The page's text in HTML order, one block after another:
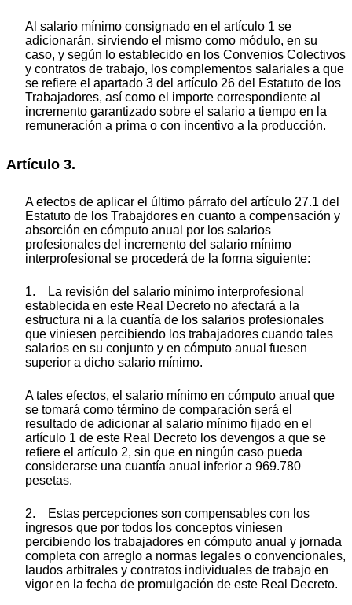
Al salario mínimo consignado en el artículo 1 se
adicionarán, sirviendo el mismo como módulo, en su
caso, y según lo establecido en los Convenios Colectivos
y contratos de trabajo, los complementos salariales a que
se refiere el apartado 3 del artículo 26 del Estatuto de los
Trabajadores, así como el importe correspondiente al
incremento garantizado sobre el salario a tiempo en la
remuneración a prima o con incentivo a la producción.
Artículo 3.
A efectos de aplicar el último párrafo del artículo 27.1 del
Estatuto de los Trabajdores en cuanto a compensación y
absorción en cómputo anual por los salarios
profesionales del incremento del salario mínimo
interprofesional se procederá de la forma siguiente:
1. La revisión del salario mínimo interprofesional
establecida en este Real Decreto no afectará a la
estructura ni a la cuantía de los salarios profesionales
que viniesen percibiendo los trabajadores cuando tales
salarios en su conjunto y en cómputo anual fuesen
superior a dicho salario mínimo.
A tales efectos, el salario mínimo en cómputo anual que
se tomará como término de comparación será el
resultado de adicionar al salario mínimo fijado en el
artículo 1 de este Real Decreto los devengos a que se
refiere el artículo 2, sin que en ningún caso pueda
considerarse una cuantía anual inferior a 969.780
pesetas.
2. Estas percepciones son compensables con los
ingresos que por todos los conceptos viniesen
percibiendo los trabajadores en cómputo anual y jornada
completa con arreglo a normas legales o convencionales,
laudos arbitrales y contratos individuales de trabajo en
vigor en la fecha de promulgación de este Real Decreto.